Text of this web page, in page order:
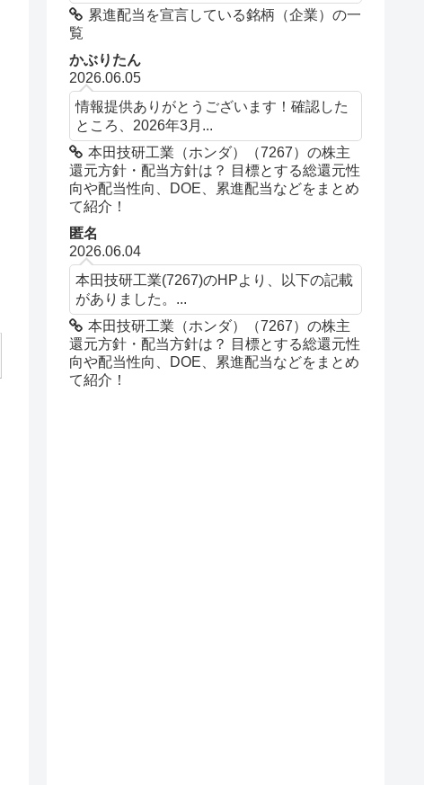
累進配当を宣言している銘柄（企業）の一
覧
かぶりたん
2026.06.05
情報提供ありがとうございます！確認した
ところ、2026年3月...
本田技研工業（ホンダ）（7267）の株主
還元方針・配当方針は？ 目標とする総還元性
向や配当性向、DOE、累進配当などをまとめ
て紹介！
匿名
2026.06.04
本田技研工業(7267)のHPより、以下の記載
がありました。...
本田技研工業（ホンダ）（7267）の株主
還元方針・配当方針は？ 目標とする総還元性
向や配当性向、DOE、累進配当などをまとめ
て紹介！